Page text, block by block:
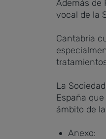
Además de
vocal de la
Cantabria
La
España
ámbito de
Anexo: